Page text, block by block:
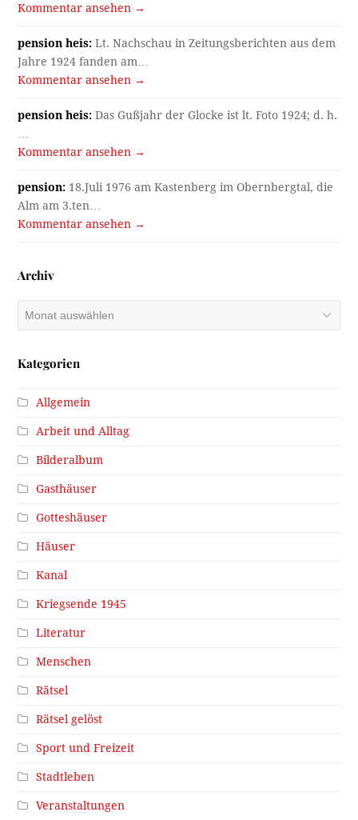
Kommentar ansehen →
pension heis: Lt. Nachschau in Zeitungsberichten aus dem
Jahre 1924 fanden am…
Kommentar ansehen →
pension heis: Das Gußjahr der Glocke ist lt. Foto 1924; d. h.
Kommentar ansehen →
pension: 18.Juli 1976 am Kastenberg im Obernbergtal, die
Alm am 3.ten…
Kommentar ansehen →
Archiv
Kategorien
Allgemein
Arbeit und Alltag
Bilderalbum
Gasthäuser
Gotteshäuser
Häuser
Kanal
Kriegsende 1945
Literatur
Menschen
Rätsel
Rätsel gelöst
Sport und Freizeit
Stadtleben
Veranstaltungen